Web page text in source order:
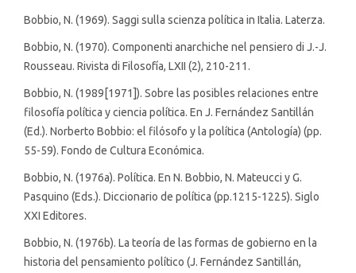
Bobbio, N. (1969). Saggi sulla scienza política in Italia. Laterza.
Bobbio, N. (1970). Componenti anarchiche nel pensiero di J.-J.
Rousseau. Rivista di Filosofía, LXII (2), 210-211.
Bobbio, N. (1989[1971]). Sobre las posibles relaciones entre
filosofía política y ciencia política. En J. Fernández Santillán
(Ed.). Norberto Bobbio: el filósofo y la política (Antología) (pp.
55-59). Fondo de Cultura Económica.
Bobbio, N. (1976a). Política. En N. Bobbio, N. Mateucci y G.
Pasquino (Eds.). Diccionario de política (pp.1215-1225). Siglo
XXI Editores.
Bobbio, N. (1976b). La teoría de las formas de gobierno en la
historia del pensamiento político (J. Fernández Santillán,